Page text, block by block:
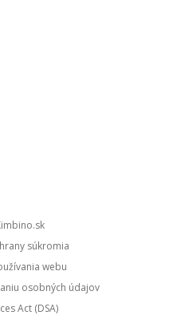
kimbino.sk
súkromia
webu
osobných údajov
Act (DSA)